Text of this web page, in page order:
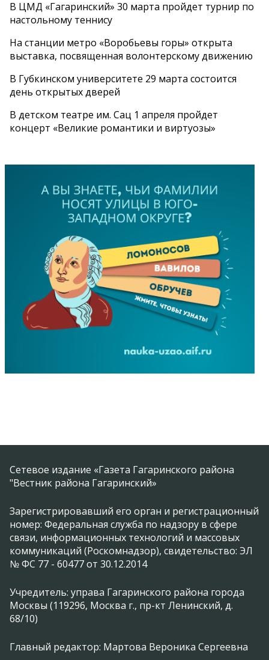
В ЦМД «Гагаринский» 30 марта пройдет турнир по
настольному теннису
На станции метро «Воробьевы горы» открыта
выставка, посвященная волонтерскому движению
В Губкинском университете 29 марта состоится
день открытых дверей
В детском театре им. Сац 1 апреля пройдет
концерт «Великие романтики и виртуозы»
Сетевое издание «Газета Гагаринского района
"Вестник района Гагаринский»
Зарегистрировавший его орган и регистрационный
номер: Федеральная служба по надзору в сфере
связи, информационных технологий и массовых
коммуникаций (Роскомнадзор), свидетельство: ЭЛ
№ ФС 77 - 60477 от 30.12.2014
Учредитель: управа Гагаринского района города
Москвы (119296, Москва г., пр-кт Ленинский, д.
68/10)
Главный редактор: Мартова Вероника Сергеевна